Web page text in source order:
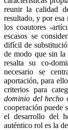
reunir la calidad
resultado, y por
los coautores -
escasos se
difícil de
de modo que sin la
resalta su co-
necesario se
aportación, para
criterios para
dominio del hecho
cooperación puede
el desarrollo del
auténtico rol es la